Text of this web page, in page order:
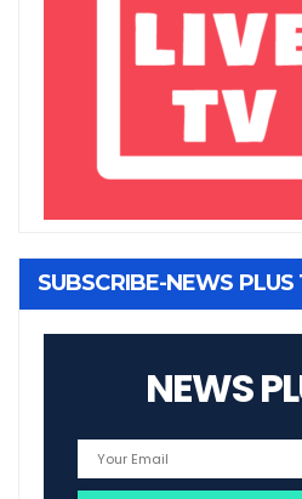
SUBSCRIBE-NEWS PLUS
NEWS